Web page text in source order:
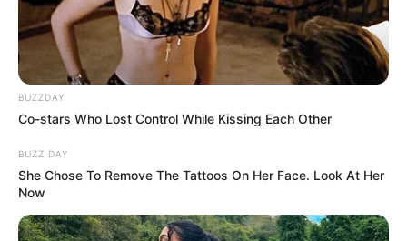
LIHAT ARTIKEL LAINNYA
Kang Solah from Kang
Mak x Nenek Gayung
Tukar Takdir
BUZZDAY
Co-stars Who Lost Control While Kissing Each Other
BUZZ DAY
She Chose To Remove The Tattoos On Her Face. Look At Her
Now